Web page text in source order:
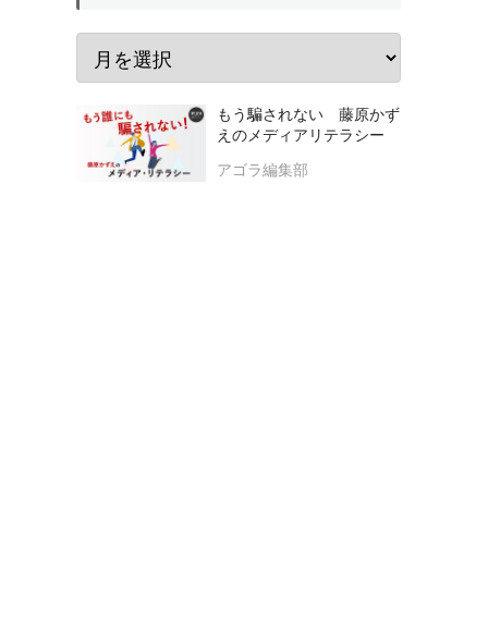
もう騙されない 藤原かず
えのメディアリテラシー
アゴラ編集部